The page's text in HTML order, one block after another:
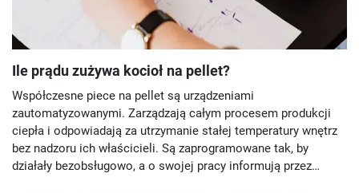
Ile prądu zużywa kocioł na pellet?
Współczesne piece na pellet są urządzeniami
zautomatyzowanymi. Zarządzają całym procesem produkcji
ciepła i odpowiadają za utrzymanie stałej temperatury wnętrz
bez nadzoru ich właścicieli. Są zaprogramowane tak, by
działały bezobsługowo, a o swojej pracy informują przez